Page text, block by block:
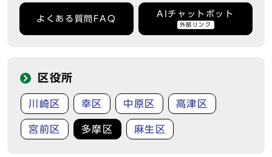
よくある質問FAQ
AIチャットボット
外部リンク
区役所
川崎区 幸区 中原区 高津区
宮前区 多摩区 麻生区